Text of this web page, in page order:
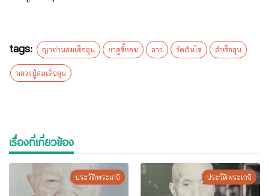
tags: ญาท่านสมเด็จลุน ยาคูขี้หอม ลาว วัดเวินไซ สำเร็จลุน
หลวงปู่สมเด็จลุน
เรื่องที่เกี่ยวข้อง
ประวัติพระเกจิ ประวัติพระเกจิ